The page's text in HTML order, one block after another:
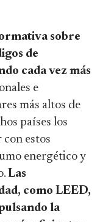
sobre
de
cada vez más
e
más altos de
países los
estos
energético y
Las
como LEED,
la